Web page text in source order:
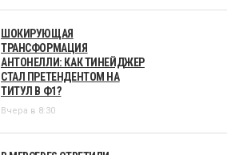
ШОКИРУЮЩАЯ
ТРАНСФОРМАЦИЯ
АНТОНЕЛЛИ: КАК ТИНЕЙДЖЕР
СТАЛ ПРЕТЕНДЕНТОМ НА
ТИТУЛ В Ф1?
Вчера в 8:30